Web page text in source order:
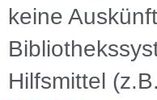
keine
Hilfsmittel